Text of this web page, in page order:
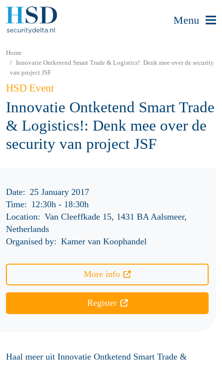
Menu
Home
Innovatie Ontketend Smart Trade & Logistics!: Denk mee over de security
van project JSF
HSD Event
Innovatie Ontketend Smart Trade
& Logistics!: Denk mee over de
security van project JSF
Date: 25 January 2017
Time: 12:30h- 18:30h
Location: Van Cleeffkade 15, 1431 BA Aalsmeer,
Netherlands
Organised by: Kamer van Koophandel
More info
Register
Haal meer uit Innovatie Ontketend Smart Trade &